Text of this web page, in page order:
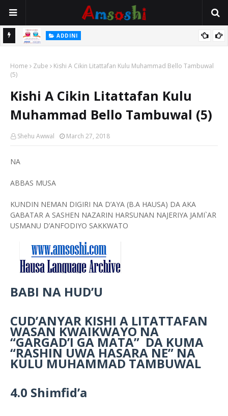
ADDINI
Home Zube
Kishi A Cikin Litattafan Kulu Muhammad Bello Tambuwal
(5)
Kishi A Cikin Litattafan Kulu
Muhammad Bello Tambuwal (5)
Shehu Awwal March 27, 2018
NA
ABBAS MUSA
KUNDIN NEMAN DIGIRI NA D’AYA (B.A HAUSA) DA AKA
GABATAR A SASHEN NAZARIN HARSUNAN NAJERIYA JAMI`AR
USMANU D’ANFODIYO SAKKWATO
BABI NA HUD’U
CUD’ANYAR KISHI A LITATTAFAN
WASAN KWAIKWAYO NA
“GARGAD’I GA MATA” DA KUMA
“RASHIN UWA HASARA NE” NA
KULU MUHAMMAD TAMBUWAL
4.0 Shimfid’a